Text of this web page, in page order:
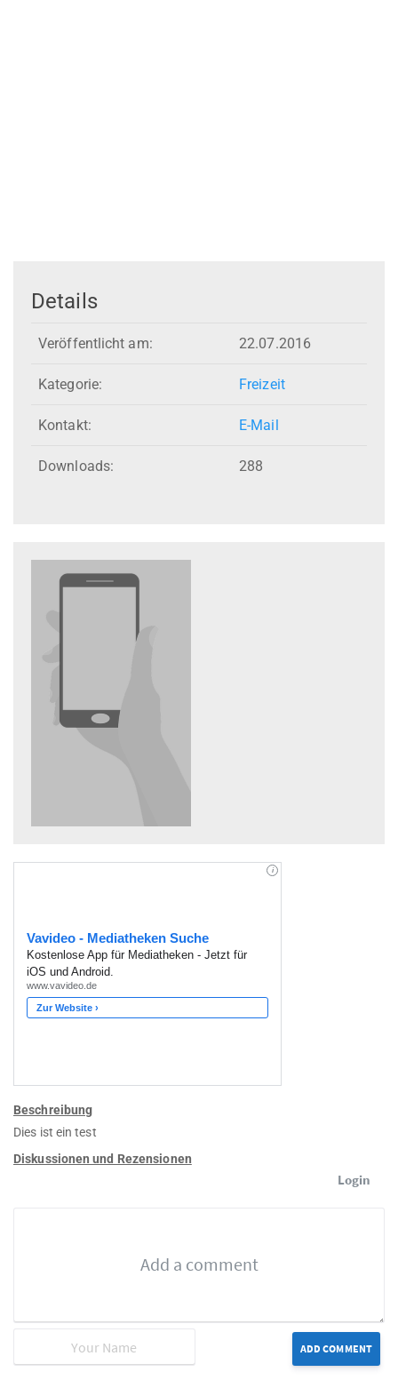
Details
Veröffentlicht am: 22.07.2016
Kategorie: Freizeit
Kontakt: E-Mail
Downloads: 288
Beschreibung
Dies ist ein test
Diskussionen und Rezensionen
Login
ADD COMMENT